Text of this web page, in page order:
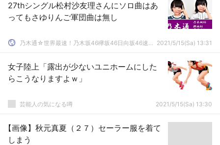
27thシングル松村沙友理さんにソロ曲はあ
ってもさゆりんご軍団曲は無し
乃木通☆世界最速！乃木坂46欅坂46日向坂46速報まとめ 2021/5/15(Sa) 13:31
女子陸上「露出が少ないユニホームにした
らこうなりますよｗ」
芸能人の気になる噂 2021/5/15(Sa) 13:30
【画像】秋元真夏（２７）セーラー服を着て
しまう